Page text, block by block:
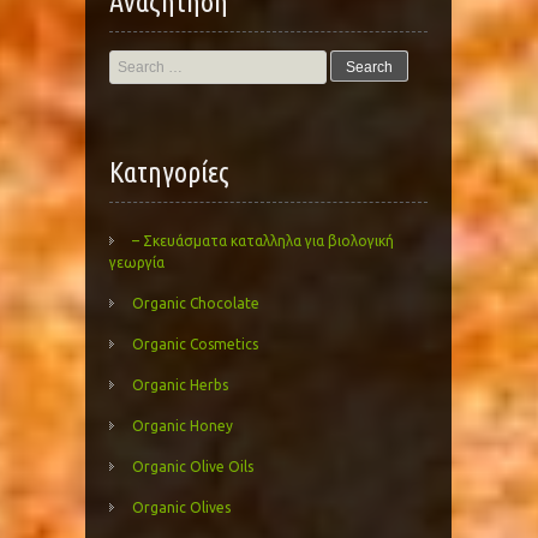
Search
for:
Kατηγορίες
– Σκευάσματα καταλληλα για βιολογική
γεωργία
Organic Chocolate
Organic Cosmetics
Organic Herbs
Organic Honey
Organic Olive Oils
Organic Olives